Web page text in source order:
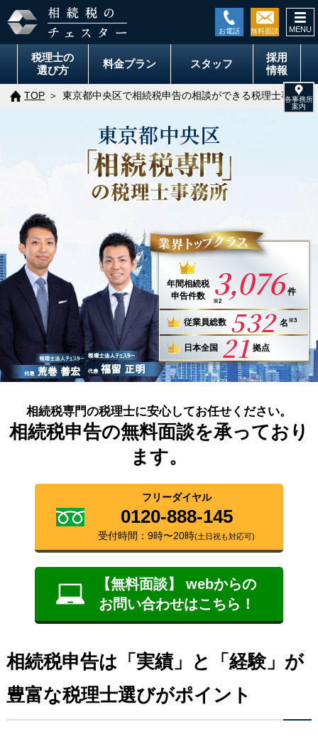
税理士の
選び方
料金プラン スタッフ
採用
情報
TOP 東京都中央区で相続税申告の相談ができる税理士事務所
東京都中央区
年間相続税
申告件数
3,076 件
※2
従業員総数 532 名 ※3
日本全国 21 拠点
相続税専門の税理士に安心してお任せください。
相続税申告の無料面談を承っており
ます。
フリーダイヤル
0120-888-145
受付時間：9時〜20時(土日祝も対応可)
【無料面談】 webからの
お問い合わせはこちら！
相続税申告は「実績」と「経験」が
豊富な税理士選びがポイント